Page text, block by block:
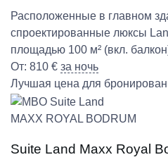
Расположенные в главном
спроектированные люксы
площадью 100 м² (вкл.
От: 810 € за ночь
Лучшая цена для
MAXX ROYAL BODRUM
Suite Land Maxx Royal